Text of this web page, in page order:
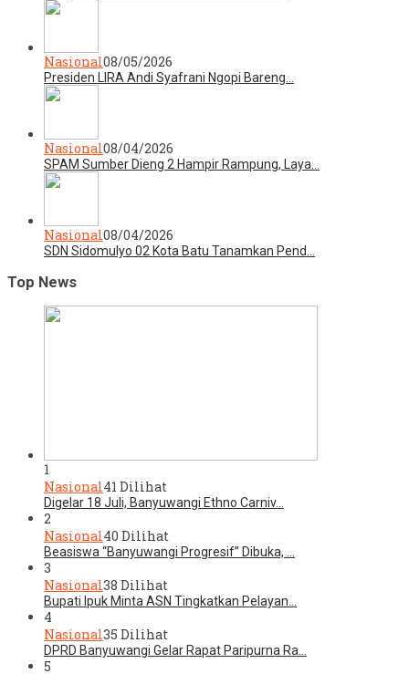
Nasional08/05/2026
Presiden LIRA Andi Syafrani Ngopi Bareng…
Nasional08/04/2026
SPAM Sumber Dieng 2 Hampir Rampung, Laya…
Nasional08/04/2026
SDN Sidomulyo 02 Kota Batu Tanamkan Pend…
Top News
1
Nasional41 Dilihat
Digelar 18 Juli, Banyuwangi Ethno Carniv…
2
Nasional40 Dilihat
Beasiswa “Banyuwangi Progresif” Dibuka, …
3
Nasional38 Dilihat
Bupati Ipuk Minta ASN Tingkatkan Pelayan…
4
Nasional35 Dilihat
DPRD Banyuwangi Gelar Rapat Paripurna Ra…
5